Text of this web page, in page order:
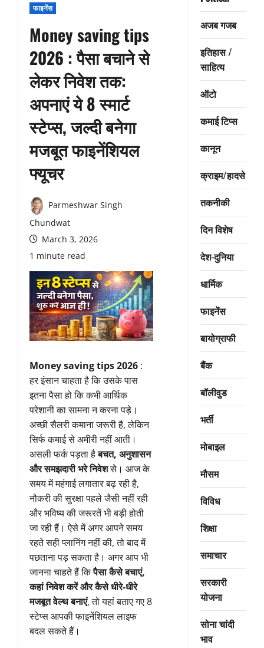
फाइनेंस
Money saving tips
2026 : पैसा बचाने से
लेकर निवेश तक:
अपनाएं ये 8 स्मार्ट
स्टेप्स, जल्दी बनेगा
मजबूत फाइनेंशियल
फ्यूचर
Parmeshwar Singh
Chundwat
March 3, 2026
1 minute read
Money saving tips 2026 :
हर इंसान चाहता है कि उसके पास
इतना पैसा हो कि कभी आर्थिक
परेशानी का सामना न करना पड़े।
अच्छी सैलरी कमाना जरूरी है, लेकिन
सिर्फ कमाई से अमीरी नहीं आती।
असली फर्क पड़ता हैबचत, अनुशासन
और समझदारी भरे निवेशसे। आज के
समय में महंगाई लगातार बढ़ रही है,
नौकरी की सुरक्षा पहले जैसी नहीं रही
और भविष्य की जरूरतें भी बड़ी होती
जा रही हैं। ऐसे में अगर आपने समय
रहते सही प्लानिंग नहीं की, तो बाद में
पछताना पड़ सकता है। अगर आप भी
जानना चाहते हैं किपैसा कैसे बचाएं,
कहां निवेश करें और कैसे धीरे-धीरे
मजबूत वेल्थ बनाएं, तो यहां बताए गए 8
स्टेप्स आपकी फाइनेंशियल लाइफ
बदल सकते हैं।
अजब गजब
इतिहास /
साहित्य
ऑटो
कमाई टिप्स
कानून
क्राइम/हादसे
तकनीकी
दिन विशेष
देश-दुनिया
धार्मिक
फाइनेंस
बायोग्राफी
बैंक
बॉलीवुड
भर्ती
मोबाइल
मौसम
विविध
शिक्षा
समाचार
सरकारी
योजना
सोना चांदी
भाव